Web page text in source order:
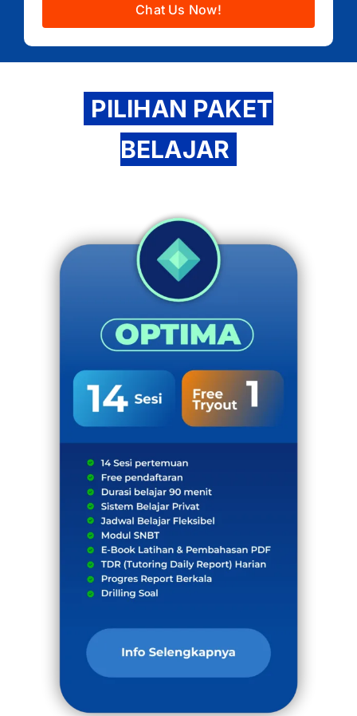
Chat Us Now!
PILIHAN PAKET
BELAJAR